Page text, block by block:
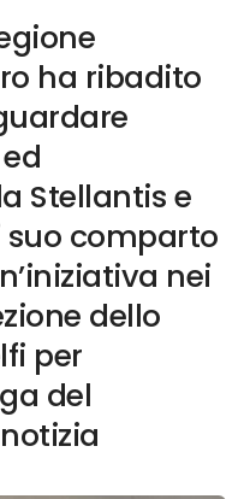
ha ribadito
Stellantis e
suo comparto
nei
dello
per
del